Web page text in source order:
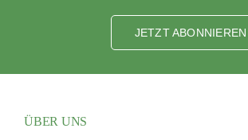
JETZT ABONNIEREN
ÜBER UNS